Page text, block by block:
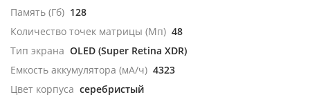
Память (Гб) 128
Количество точек матрицы (Мп) 48
Тип экрана OLED (Super Retina XDR)
Емкость аккумулятора (мА/ч) 4323
Цвет корпуса серебристый